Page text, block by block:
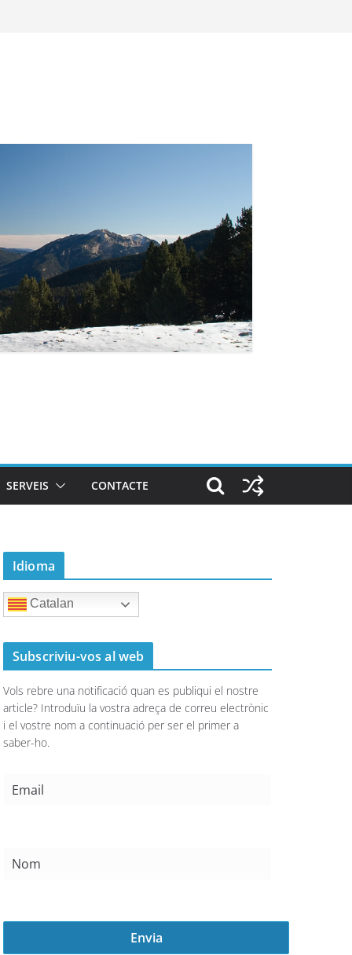
SERVEIS CONTACTE
Idioma
Catalan
Subscriviu-vos al web
Vols rebre una notificació quan es publiqui el nostre
article? Introduïu la vostra adreça de correu electrònic
i el vostre nom a continuació per ser el primer a
saber-ho.